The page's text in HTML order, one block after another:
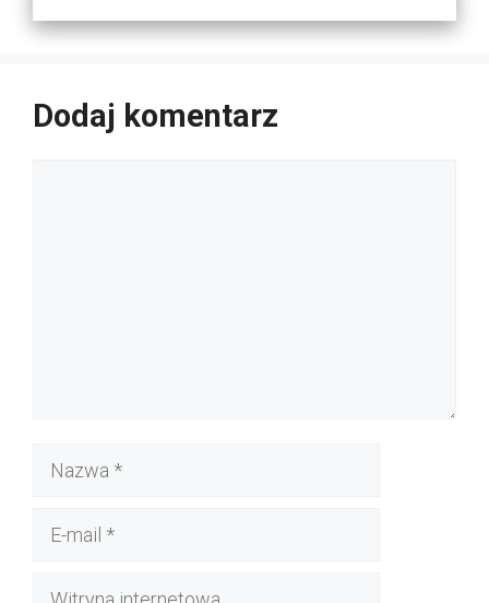
Dodaj komentarz
Nazwa
Witryna